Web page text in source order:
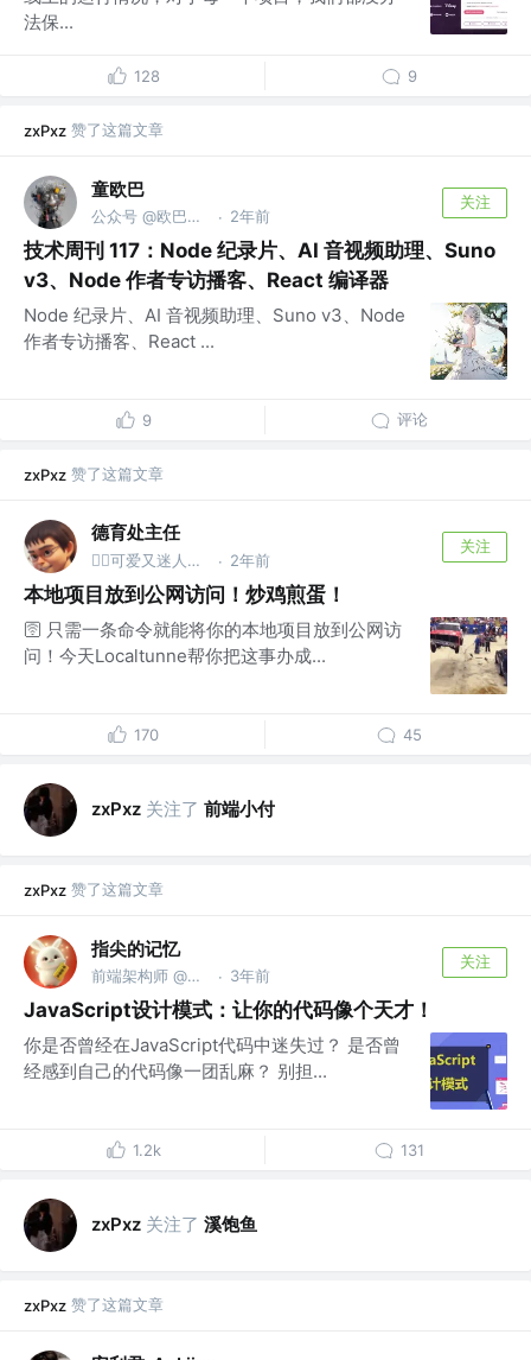
法保...
128 9
zxPxz 赞了这篇文章
童欧巴
公众号 @欧巴聊AI · 2年前
关注
技术周刊 117：Node 纪录片、AI 音视频助理、Suno
v3、Node 作者专访播客、React 编译器
Node 纪录片、AI 音视频助理、Suno v3、Node
作者专访播客、React ...
9 评论
zxPxz 赞了这篇文章
德育处主任
👮‍♂️可爱又迷人的反派保安 @德育处 · 2年前
关注
本地项目放到公网访问！炒鸡煎蛋！
🛜 只需一条命令就能将你的本地项目放到公网访
问！今天Localtunne帮你把这事办成...
170 45
zxPxz 关注了 前端小付
zxPxz 赞了这篇文章
指尖的记忆
前端架构师 @某大厂知名公司 · 3年前
关注
JavaScript设计模式：让你的代码像个天才！
你是否曾经在JavaScript代码中迷失过？ 是否曾
经感到自己的代码像一团乱麻？ 别担...
1.2k 131
zxPxz 关注了 溪饱鱼
zxPxz 赞了这篇文章